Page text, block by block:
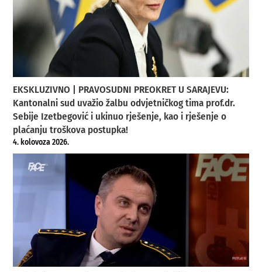
EKSKLUZIVNO | PRAVOSUDNI PREOKRET U SARAJEVU:
Kantonalni sud uvažio žalbu odvjetničkog tima prof.dr.
Sebije Izetbegović i ukinuo rješenje, kao i rješenje o
plaćanju troškova postupka!
4. kolovoza 2026.